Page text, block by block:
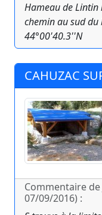
Hameau de Lintin
chemin au sud du
44°00'40.3''N
CAHUZAC
Commentaire de
07/09/2016) :